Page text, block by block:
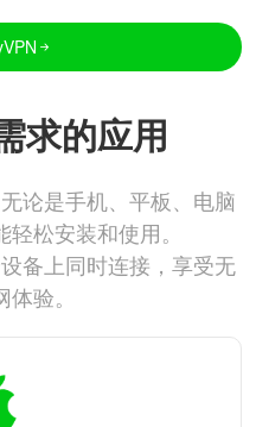
求的应用
论是手机、平板、电脑
松安装和使用。
备上同时连接，享受无
验。